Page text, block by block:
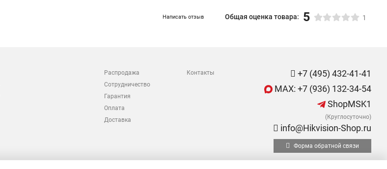
Написать отзыв Общая оценка товара: 5 1
Распродажа
Сотрудничество
Гарантия
Оплата
Доставка
Контакты
+7 (495) 432-41-41
MAX: +7 (936) 132-34-54
ShopMSK1
(Круглосуточно)
info@Hikvision-Shop.ru
Форма обратной связи